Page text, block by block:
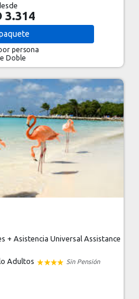
3.314
persona
Doble
+ Asistencia Universal Assistance
Adultos
Sin Pensión